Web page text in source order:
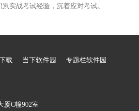
实战考试经验，沉着应对考试。
载 当下软件园 专题栏软件园
厦C幢902室